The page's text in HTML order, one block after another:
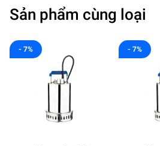
Sản phẩm cùng loại
- 7% - 7%